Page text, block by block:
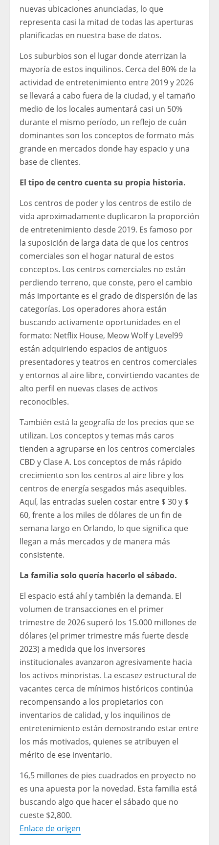
nuevas ubicaciones anunciadas, lo que
representa casi la mitad de todas las aperturas
planificadas en nuestra base de datos.
Los suburbios son el lugar donde aterrizan la
mayoría de estos inquilinos. Cerca del 80% de la
actividad de entretenimiento entre 2019 y 2026
se llevará a cabo fuera de la ciudad, y el tamaño
medio de los locales aumentará casi un 50%
durante el mismo período, un reflejo de cuán
dominantes son los conceptos de formato más
grande en mercados donde hay espacio y una
base de clientes.
El tipo de centro cuenta su propia historia.
Los centros de poder y los centros de estilo de
vida aproximadamente duplicaron la proporción
de entretenimiento desde 2019. Es famoso por
la suposición de larga data de que los centros
comerciales son el hogar natural de estos
conceptos. Los centros comerciales no están
perdiendo terreno, que conste, pero el cambio
más importante es el grado de dispersión de las
categorías. Los operadores ahora están
buscando activamente oportunidades en el
formato: Netflix House, Meow Wolf y Level99
están adquiriendo espacios de antiguos
presentadores y teatros en centros comerciales
y entornos al aire libre, convirtiendo vacantes de
alto perfil en nuevas clases de activos
reconocibles.
También está la geografía de los precios que se
utilizan. Los conceptos y temas más caros
tienden a agruparse en los centros comerciales
CBD y Clase A. Los conceptos de más rápido
crecimiento son los centros al aire libre y los
centros de energía sesgados más asequibles.
Aquí, las entradas suelen costar entre $ 30 y $
60, frente a los miles de dólares de un fin de
semana largo en Orlando, lo que significa que
llegan a más mercados y de manera más
consistente.
La familia solo quería hacerlo el sábado.
El espacio está ahí y también la demanda. El
volumen de transacciones en el primer
trimestre de 2026 superó los 15.000 millones de
dólares (el primer trimestre más fuerte desde
2023) a medida que los inversores
institucionales avanzaron agresivamente hacia
los activos minoristas. La escasez estructural de
vacantes cerca de mínimos históricos continúa
recompensando a los propietarios con
inventarios de calidad, y los inquilinos de
entretenimiento están demostrando estar entre
los más motivados, quienes se atribuyen el
mérito de ese inventario.
16,5 millones de pies cuadrados en proyecto no
es una apuesta por la novedad. Esta familia está
buscando algo que hacer el sábado que no
cueste $2,800.
Enlace de origen